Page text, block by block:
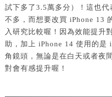
試下多了3.5萬多分）！這也
不多，而想要改買 iPhone 13
入研究比較喔！因為效能提升
助，加上 iPhone 14 使用的是
角鏡頭，無論是在白天或者夜
對會有感提升喔！